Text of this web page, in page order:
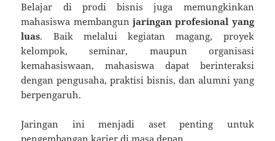
Belajar di prodi bisnis juga memungkinkan
mahasiswa membangun jaringan profesional yang
luas. Baik melalui kegiatan magang, proyek
kelompok, seminar, maupun organisasi
kemahasiswaan, mahasiswa dapat berinteraksi
dengan pengusaha, praktisi bisnis, dan alumni yang
berpengaruh.
Jaringan ini menjadi aset penting untuk